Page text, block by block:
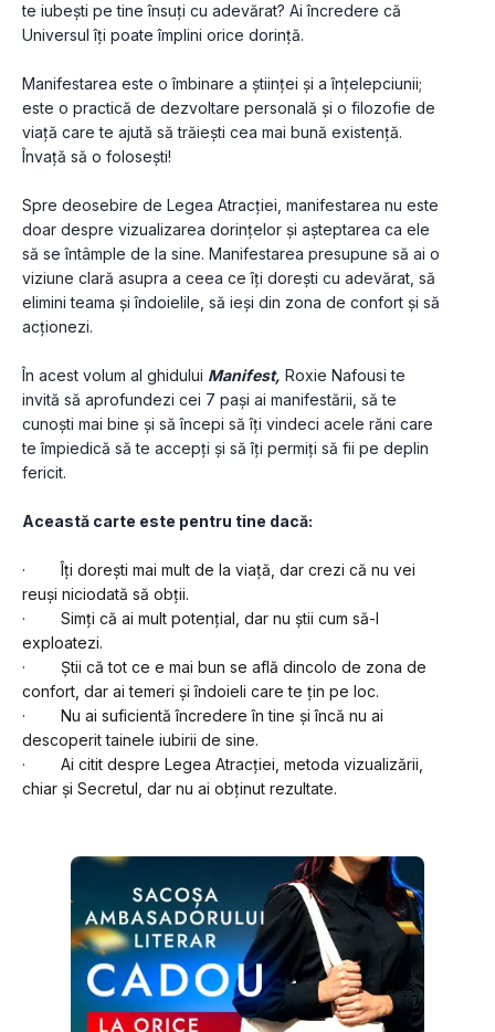
te iubești pe tine însuți cu adevărat? Ai încredere că
Universul îți poate împlini orice dorință.
Manifestarea este o îmbinare a științei și a înțelepciunii;
este o practică de dezvoltare personală și o filozofie de
viață care te ajută să trăiești cea mai bună existență.
Învață să o folosești!
Spre deosebire de Legea Atracției, manifestarea nu este
doar despre vizualizarea dorințelor și așteptarea ca ele
să se întâmple de la sine. Manifestarea presupune să ai o
viziune clară asupra a ceea ce îți dorești cu adevărat, să
elimini teama și îndoielile, să ieși din zona de confort și să
acționezi.
În acest volum al ghidului Manifest, Roxie Nafousi te
invită să aprofundezi cei 7 pași ai manifestării, să te
cunoști mai bine și să începi să îți vindeci acele răni care
te împiedică să te accepți și să îți permiți să fii pe deplin
fericit.
Această carte este pentru tine dacă:
·        Îți dorești mai mult de la viață, dar crezi că nu vei
reuși niciodată să obții.
·        Simți că ai mult potențial, dar nu știi cum să-l
exploatezi.
·        Știi că tot ce e mai bun se află dincolo de zona de
confort, dar ai temeri și îndoieli care te țin pe loc.
·        Nu ai suficientă încredere în tine și încă nu ai
descoperit tainele iubirii de sine.
·        Ai citit despre Legea Atracției, metoda vizualizării,
chiar și Secretul, dar nu ai obținut rezultate.